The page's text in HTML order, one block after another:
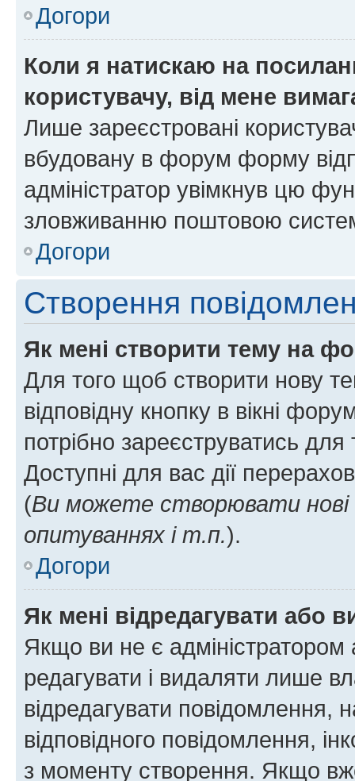
Догори
Коли я натискаю на
користувачу, від мене
Лише зареєстровані
вбудовану в форум форму
адміністратор увімкнув цю
зловживанню поштовою
Догори
Створення
Як мені створити тему на
Для того щоб створити нову
відповідну кнопку в вікні
потрібно зареєструватись
Доступні для вас дії
(Ви можете створювати
опитуваннях і т.п.).
Догори
Як мені відредагувати або
Якщо ви не є
редагувати і видаляти лише
відредагувати повідомлення,
відповідного повідомлення,
з моменту створення. Якщо